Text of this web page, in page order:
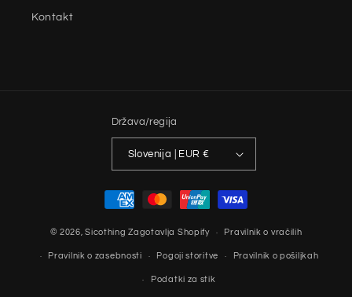
Kontakt
Država/regija
Slovenija | EUR €
Načini
© 2026,Sicothing Zagotavlja Shopify Pravilnik o vračilih
Pravilnik o zasebnosti Pogoji storitve Pravilnik o pošiljkah
Podatki za stik